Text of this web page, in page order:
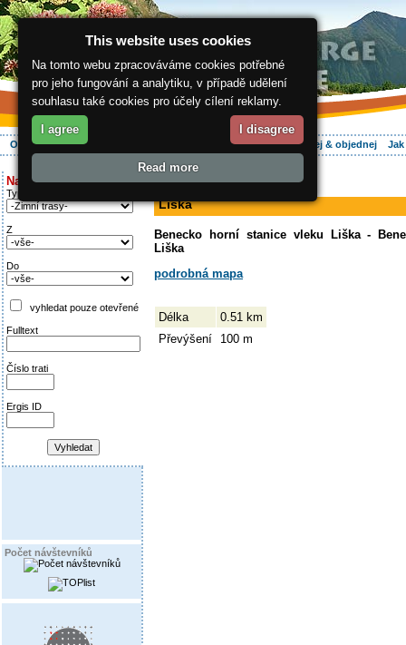
O regionu Aktivně Ubytování Hledej & objednej
Najděte si:
Typ trati
Z
Do
vyhledat pouze otevřené
Fulltext
Číslo trati
Ergis ID
Počet návštevníků
ergis.cz>
Liška
Benecko horní stanice vleku Liška -
Liška
podrobná mapa
Délka
0.51 km
Převýšení
100 m
This website uses cookies
Na tomto webu zpracováváme cookies potřebné
pro jeho fungování a analytiku, v případě udělení
souhlasu také cookies pro účely cílení reklamy.
I agree I disagree
Read more